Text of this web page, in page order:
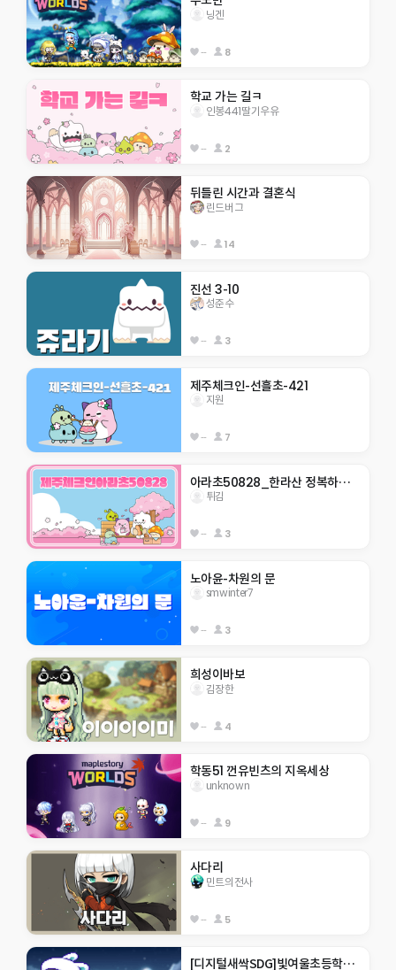
닝겐
-- 8
학교 가는 길ㅋ
인봉441딸기우유
-- 2
뒤틀린 시간과 결혼식
린드버그
-- 14
진선 3-10
성준수
-- 3
제주체크인-선흘초-421
지원
-- 7
아라초50828_한라산 정복하자
튀김
-- 3
노아윤-차원의 문
smwinter7
-- 3
희성이바보
김장한
-- 4
학동51 껀유빈츠의 지옥세상
unknown
-- 9
사다리
민트의전사
-- 5
[디지털새싹SDG]빛여울초등학교 sysj_1004